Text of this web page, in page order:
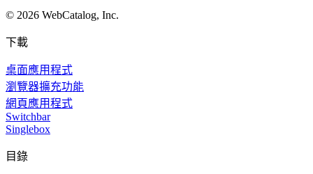
© 2026 WebCatalog, Inc.
下載
桌面應用程式
瀏覽器擴充功能
網頁應用程式
Switchbar
Singlebox
目錄